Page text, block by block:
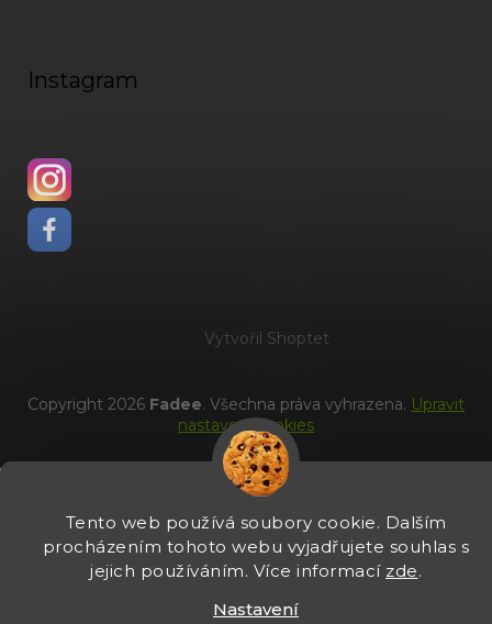
Tento web používá soubory cookie. Dalším
procházením tohoto webu vyjadřujete souhlas s
jejich používáním. Více informací zde.
Nastavení
Instagram
Vytvořil Shoptet
Copyright 2026 Fadee. Všechna práva vyhrazena. Upravit
nastavení cookies